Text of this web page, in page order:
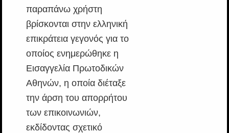
παραπάνω χρήστη
βρίσκονται στην ελληνική
επικράτεια γεγονός για το
οποίος ενημερώθηκε η
Εισαγγελία Πρωτοδικών
Αθηνών, η οποία διέταξε
την άρση του απορρήτου
των επικοινωνιών,
εκδίδοντας σχετικό